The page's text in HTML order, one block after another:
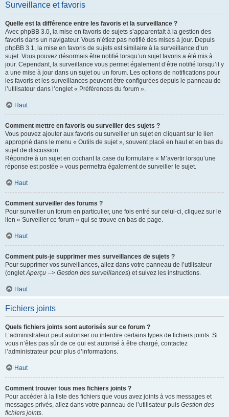
Surveillance et favoris
Quelle est la différence entre les favoris et la surveillance ?
Avec phpBB 3.0, la mise en favoris de sujets s’apparentait à la gestion des
favoris dans un navigateur. Vous n’étiez pas notifié des mises à jour. Depuis
phpBB 3.1, la mise en favoris de sujets est similaire à la surveillance d’un
sujet. Vous pouvez désormais être notifié lorsqu’un sujet favoris a été mis à
jour. Cependant, la surveillance vous permet également d’être notifié lorsqu’il y
a une mise à jour dans un sujet ou un forum. Les options de notifications pour
les favoris et les surveillances peuvent être configurées depuis le panneau de
l’utilisateur dans l’onglet « Préférences du forum ».
Haut
Comment mettre en favoris ou surveiller des sujets ?
Vous pouvez ajouter aux favoris ou surveiller un sujet en cliquant sur le lien
approprié dans le menu « Outils de sujet », souvent placé en haut et en bas du
sujet de discussion.
Répondre à un sujet en cochant la case du formulaire « M’avertir lorsqu’une
réponse est postée » vous permettra également de surveiller le sujet.
Haut
Comment surveiller des forums ?
Pour surveiller un forum en particulier, une fois entré sur celui-ci, cliquez sur le
lien « Surveiller ce forum » qui se trouve en bas de page.
Haut
Comment puis-je supprimer mes surveillances de sujets ?
Pour supprimer vos surveillances, allez dans votre panneau de l’utilisateur
(ongletAperçu --> Gestion des surveillances) et suivez les instructions.
Haut
Fichiers joints
Quels fichiers joints sont autorisés sur ce forum ?
L’administrateur peut autoriser ou interdire certains types de fichiers joints. Si
vous n’êtes pas sûr de ce qui est autorisé à être chargé, contactez
l’administrateur pour plus d’informations.
Haut
Comment trouver tous mes fichiers joints ?
Pour accéder à la liste des fichiers que vous avez joints à vos messages et
messages privés, allez dans votre panneau de l’utilisateur puis Gestion des
fichiers joints.